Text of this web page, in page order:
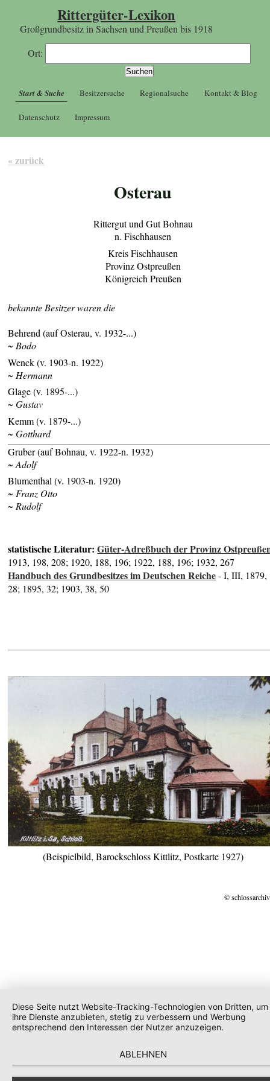
Rittergüter-Lexikon
Großgrundbesitz in Sachsen und Preußen bis 1918
Ort:
Start & Suche Besitzersuche Regionalsuche Kontakt & Blog
Datenschutz Impressum
« zurück
Osterau
Rittergut und Gut Bohnau
n. Fischhausen
Kreis Fischhausen
Provinz Ostpreußen
Königreich Preußen
bekannte Besitzer waren die
Behrend (auf Osterau, v. 1932-...)
~ Bodo
Wenck (v. 1903-n. 1922)
~ Hermann
Glage (v. 1895-...)
~ Gustav
Kemm (v. 1879-...)
~ Gotthard
Gruber (auf Bohnau, v. 1922-n. 1932)
~ Adolf
Blumenthal (v. 1903-n. 1920)
~ Franz Otto
~ Rudolf
statistische Literatur:Güter-Adreßbuch der Provinz
1913, 198, 208; 1920, 188, 196; 1922, 188, 196; 1932, 267
Handbuch des Grundbesitzes im Deutschen Reiche- I, III, 1879,
28; 1895, 32; 1903, 38, 50
(Beispielbild, Barockschloss Kittlitz, Postkarte 1927)
©
Diese Seite nutzt Website-Tracking-Technologien von Dritten, um
ihre Dienste anzubieten, stetig zu verbessern und Werbung
entsprechend den Interessen der Nutzer anzuzeigen.
ABLEHNEN